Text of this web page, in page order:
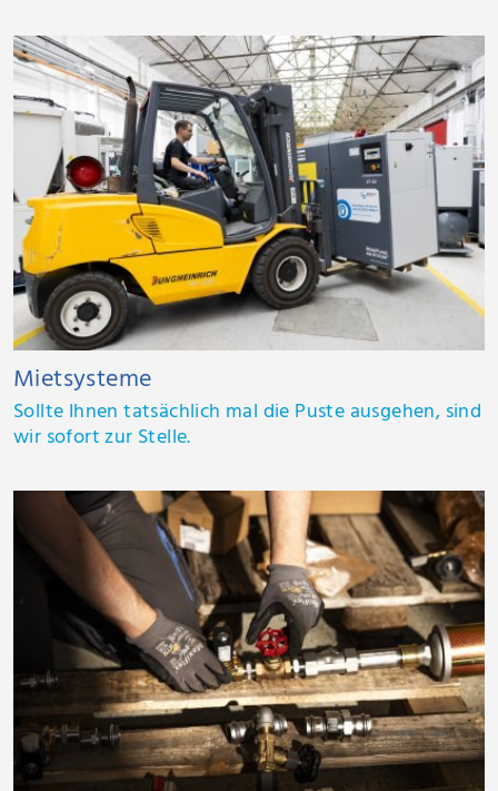
Mietsysteme
Sollte Ihnen tatsächlich mal die Puste ausgehen, sind
wir sofort zur Stelle.